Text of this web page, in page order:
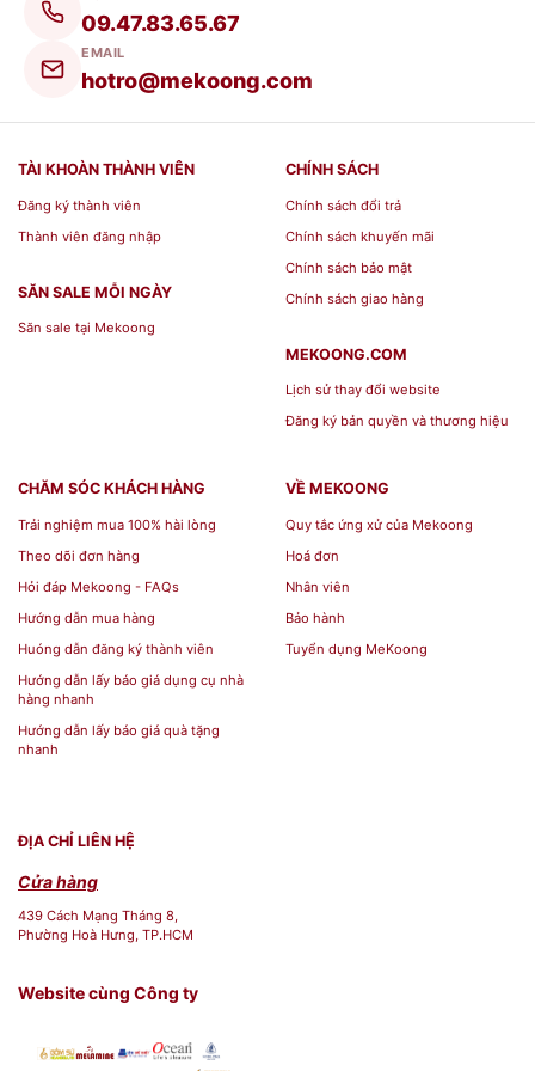
kiện, hội chợ, triển lãm, gian hàng
Quảng cáo ngoài trời: Standee Cuốn
Nhôm có tính năng chống thấm nước
và chống oxy hóa, là lựa chọn lý
tưởng cho các hoạt động quảng cáo
ngoài trời như trên vỉa hè, khu mua
sắm, đường phố, v.v.
Quảng cáo nội thất: Standee Cuốn
Nhôm cũng có thể được sử dụng
trong cửa hàng, văn phòng, khách
sạn, nhà hàng, để quảng bá thương
hiệu, sản phẩm hoặc dịch vụ của
doanh nghiệp.
Hội nghị, hội thảo: Standee Cuốn
Nhôm có thể được sử dụng làm bảng
hiển thị thông tin, bảng chỉ dẫn hoặc
tại điểm bán hàng để quảng bá sản
biệt.
Sự kiện đặc biệt: Standee Cuốn Nhôm
09.47.83.65.67
EMAIL
hotro@mekoong.com
TÀI KHOÀN THÀNH VIÊN
Đăng ký thành viên
Thành viên đăng nhập
SĂN SALE MỖI NGÀY
Săn sale tại Mekoong
CHÍNH SÁCH
Chính sách đổi trả
Chính sách khuyến mãi
Chính sách bảo mật
Chính sách giao hàng
MEKOONG.COM
Lịch sử thay đổi website
Đăng ký bản quyền và thương hiệu
CHĂM SÓC KHÁCH HÀNG
Trải nghiệm mua 100% hài lòng
Theo dõi đơn hàng
Hỏi đáp Mekoong - FAQs
Hướng dẫn mua hàng
Huóng dẫn đăng ký thành viên
Hướng dẫn lấy báo giá dụng cụ nhà
hàng nhanh
Hướng dẫn lấy báo giá quà tặng
nhanh
VỀ MEKOONG
Quy tắc ứng xử của Mekoong
Hoá đơn
Nhân viên
Bảo hành
Tuyển dụng MeKoong
ĐỊA CHỈ LIÊN HỆ
Cửa hàng
439 Cách Mạng Tháng 8,
Phường Hoà Hưng, TP.HCM
Website cùng Công ty